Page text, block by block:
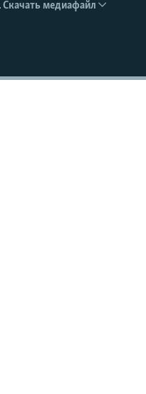
EMBED
Скачать медиафайл